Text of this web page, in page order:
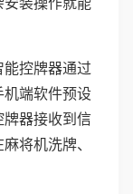
控牌器通过
端软件预设
器接收到信
将机洗牌、